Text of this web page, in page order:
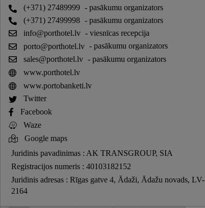
(+371) 27489999 - pasākumu organizators
(+371) 27499998 - pasākumu organizators
info@porthotel.lv - viesnīcas recepcija
porto@porthotel.lv - pasākumu organizators
sales@porthotel.lv - pasākumu organizators
www.porthotel.lv
www.portobanketi.lv
Twitter
Facebook
Waze
Google maps
Juridinis pavadinimas : AK TRANSGROUP, SIA
Registracijos numeris : 40103182152
Juridinis adresas : Rīgas gatve 4, Ādaži, Ādažu novads, LV-
2164